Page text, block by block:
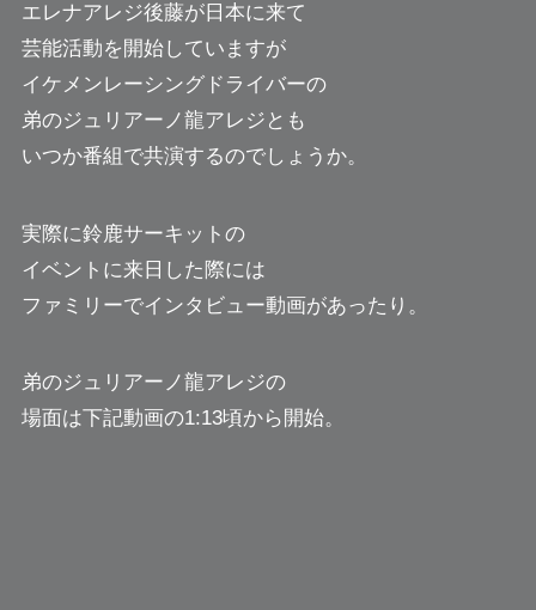
エレナアレジ後藤が日本に来て
芸能活動を開始していますが
イケメンレーシングドライバーの
弟のジュリアーノ龍アレジとも
いつか番組で共演するのでしょうか。
実際に鈴鹿サーキットの
イベントに来日した際には
ファミリーでインタビュー動画があったり。
弟のジュリアーノ龍アレジの
場面は下記動画の1:13頃から開始。